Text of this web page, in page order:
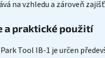
na vzhledu a zároveň
a praktické použití
Tool IB-1 je určen